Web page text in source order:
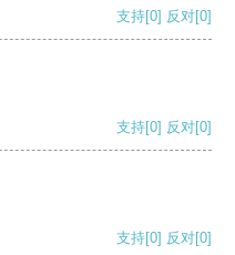
支持[0] 反对[0]
支持[0] 反对[0]
支持[0] 反对[0]